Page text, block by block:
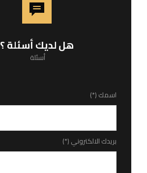
هل لديك أسئلة ؟
أسئلة
اسمك (*)
بريدك الالكتروني (*)